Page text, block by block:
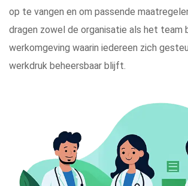
op te vangen en om passende
dragen zowel de organisatie als het team
werkomgeving waarin iedereen zich
werkdruk beheersbaar blijft.